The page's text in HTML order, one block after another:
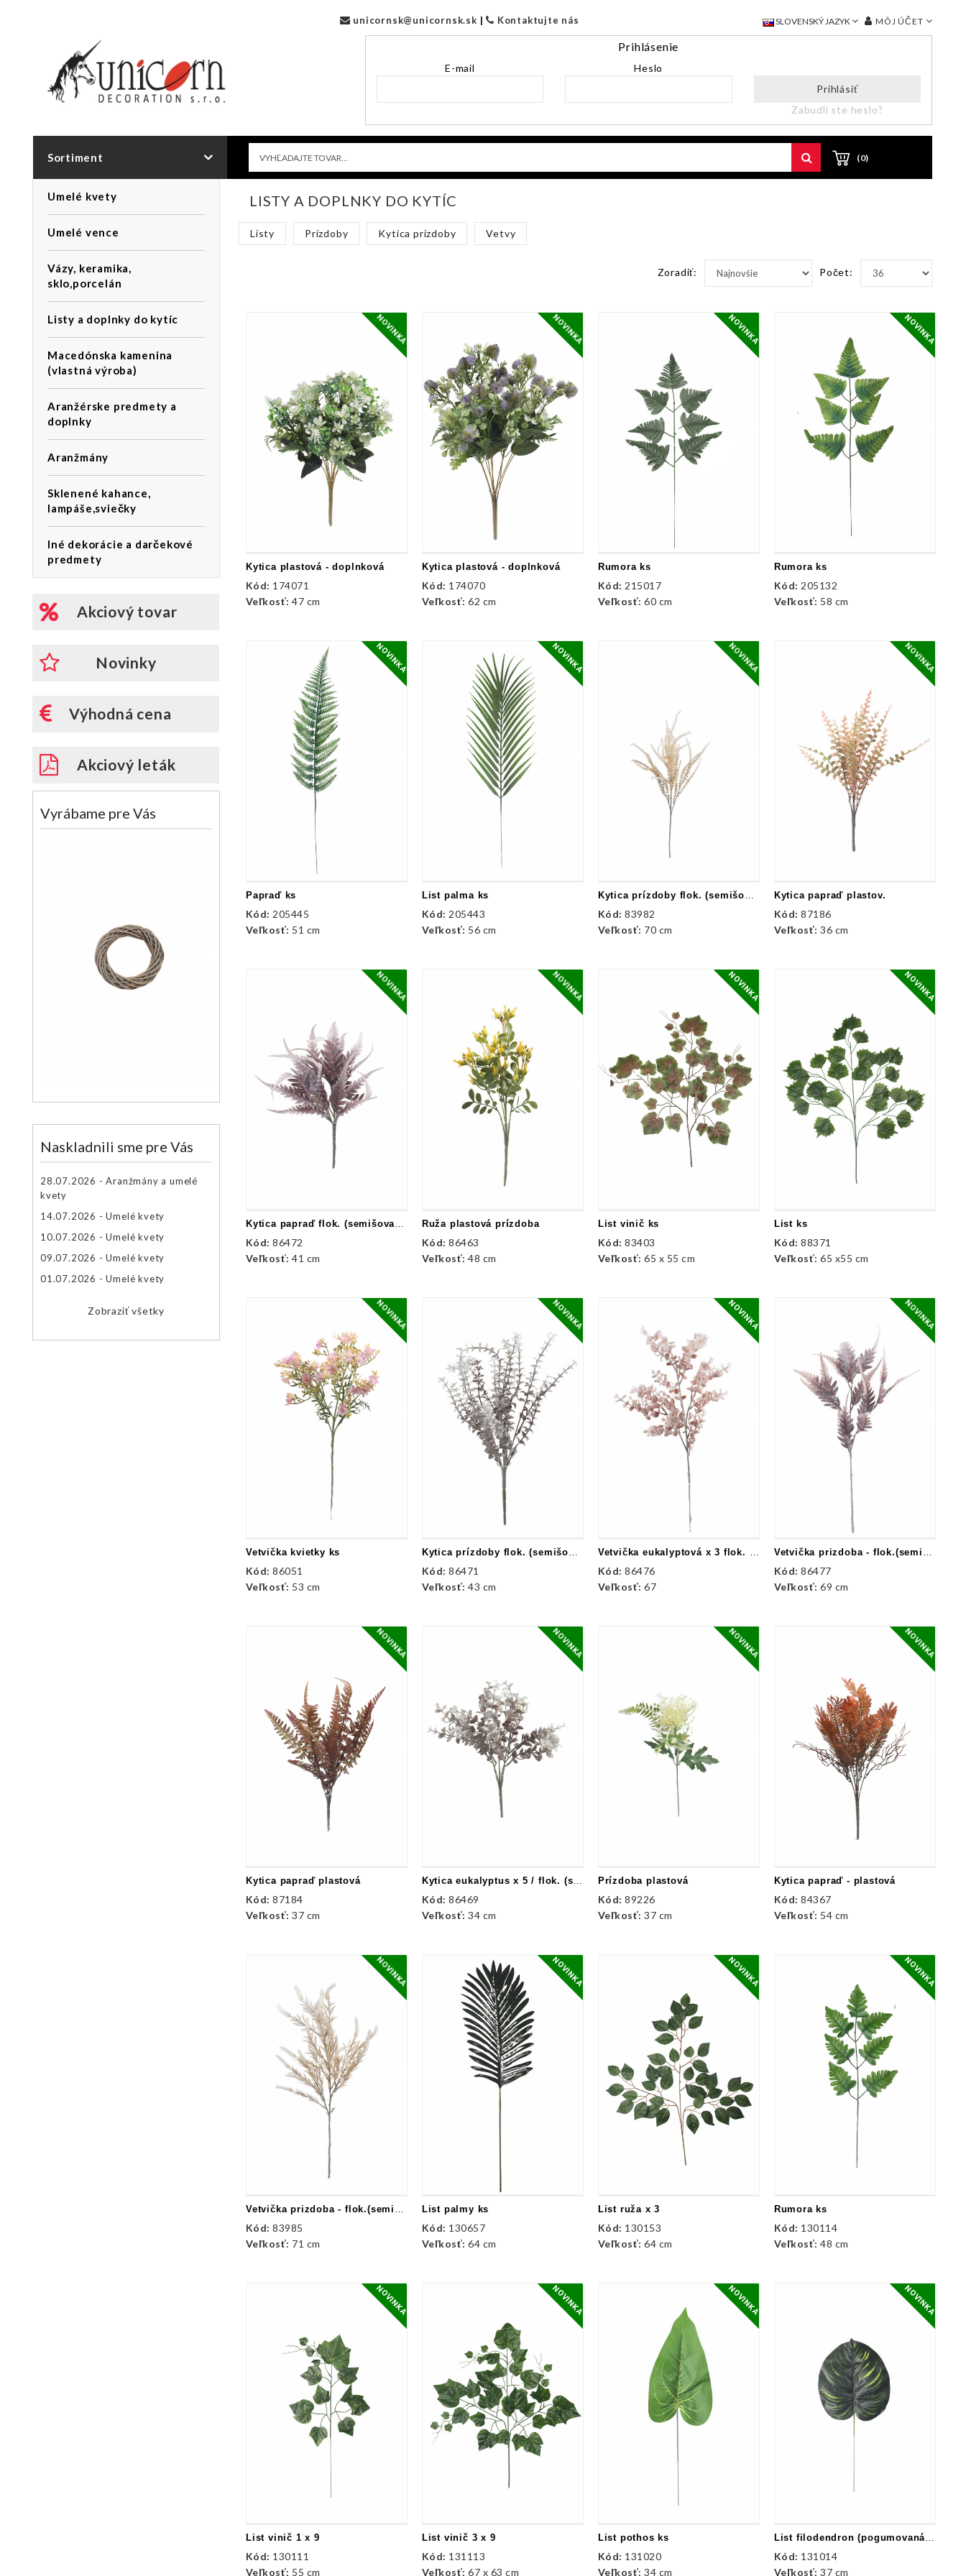
MÔJ ÚČET
SLOVENSKÝ JAZYK
unicornsk@unicornsk.sk | Kontaktujte nás
Prihlásenie
E-mail
Heslo
Prihlásiť
Zabudli ste heslo?
Sortiment (0)
Umelé kvety
Umelé vence
Vázy, keramika,
sklo,porcelán
Listy a doplnky do kytíc
Macedónska kamenina
(vlastná výroba)
Aranžérske predmety a
doplnky
Aranžmány
Sklenené kahance,
lampáše,sviečky
Iné dekorácie a darčekové
predmety
Akciový tovar
Novinky
Výhodná cena
Akciový leták
Vyrábame pre Vás
Naskladnili sme pre Vás
28.07.2026 - Aranžmány a umelé
kvety
14.07.2026 - Umelé kvety
10.07.2026 - Umelé kvety
09.07.2026 - Umelé kvety
01.07.2026 - Umelé kvety
Zobraziť všetky
LISTY A DOPLNKY DO KYTÍC
Listy Prízdoby Kytica prízdoby Vetvy
Zoradiť: Počet:
NOVINKA
Kytica plastová - doplnková
Kód: 174071
Veľkosť:47 cm
NOVINKA
Kytica plastová - doplnková
Kód: 174070
Veľkosť:62 cm
NOVINKA
Rumora ks
Kód:215017
Veľkosť:60 cm
NOVINKA
Rumora ks
Kód:205132
Veľkosť: 58 cm
NOVINKA
Papraď ks
Kód:205445
Veľkosť: 51 cm
NOVINKA
List palma ks
Kód:205443
Veľkosť: 56 cm
NOVINKA
Kytica prízdoby flok. (semišovaná)
Kód:83982
Veľkosť: 70 cm
NOVINKA
Kytica papraď plastov.
Kód:87186
Veľkosť:36 cm
NOVINKA
Kytica papraď flok. (semišovaná)
Kód:86472
Veľkosť:41 cm
NOVINKA
Ruža plastová prízdoba
Kód:86463
Veľkosť:48 cm
NOVINKA
List vinič ks
Kód:83403
Veľkosť:65 x 55 cm
NOVINKA
List ks
Kód:88371
Veľkosť:65 x55 cm
NOVINKA
Vetvička kvietky ks
Kód:86051
Veľkosť: 53 cm
NOVINKA
Kytica prízdoby flok. (semišovaná)
Kód:86471
Veľkosť:43 cm
NOVINKA
Vetvička eukalyptová x 3 flok. (semišovaná)
Kód:86476
Veľkosť:67
NOVINKA
Vetvička prizdoba - flok.(semišovaná)
Kód:86477
Veľkosť:69 cm
NOVINKA
Kytica papraď plastová
Kód:87184
Veľkosť:37 cm
NOVINKA
Kytica eukalyptus x 5 / flok. (semišovaná)
Kód:86469
Veľkosť:34 cm
NOVINKA
Prízdoba plastová
Kód:89226
Veľkosť:37 cm
NOVINKA
Kytica papraď - plastová
Kód:84367
Veľkosť: 54 cm
NOVINKA
Vetvička prizdoba - flok.(semišovaná)
Kód:83985
Veľkosť: 71 cm
NOVINKA
List palmy ks
Kód: 130657
Veľkosť:64 cm
NOVINKA
List ruža x 3
Kód: 130153
Veľkosť:64 cm
NOVINKA
Rumora ks
Kód: 130114
Veľkosť:48 cm
NOVINKA
List vinič 1 x 9
Kód: 130111
Veľkosť: 55 cm
NOVINKA
List vinič 3 x 9
Kód: 131113
Veľkosť:67 x 63 cm
NOVINKA
List pothos ks
Kód: 131020
Veľkosť:34 cm
NOVINKA
List filodendron (pogumovaná) ks
Kód: 131014
Veľkosť:37 cm